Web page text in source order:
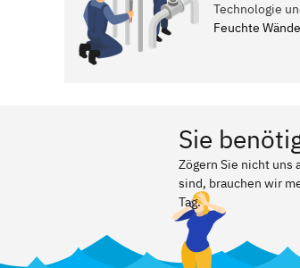
Technologie
Feuchte Wände
Sie
Zögern Sie nicht uns
sind, brauchen wir
Tag.